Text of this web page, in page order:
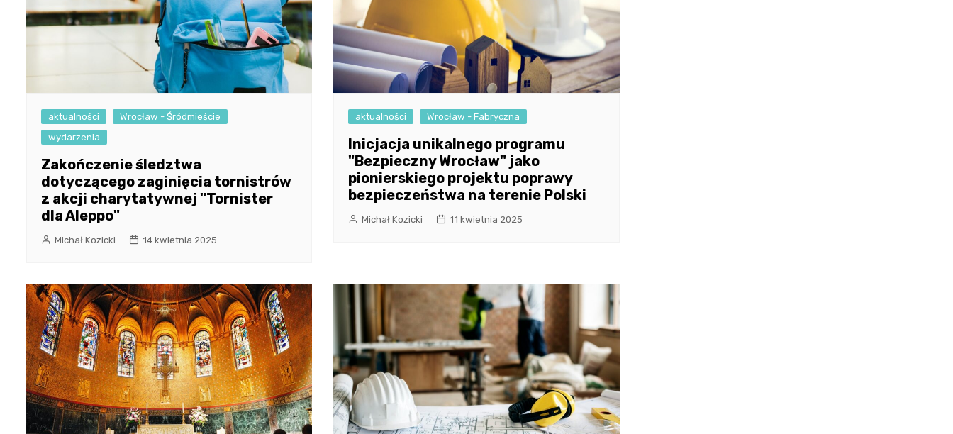
aktualności
Wrocław - Śródmieście
wydarzenia
Zakończenie śledztwa
dotyczącego zaginięcia tornistrów
z akcji charytatywnej "Tornister
dla Aleppo"
Michał Kozicki 14 kwietnia 2025
aktualności Wrocław - Fabryczna
Inicjacja unikalnego programu
"Bezpieczny Wrocław" jako
pionierskiego projektu poprawy
bezpieczeństwa na terenie Polski
Michał Kozicki 11 kwietnia 2025